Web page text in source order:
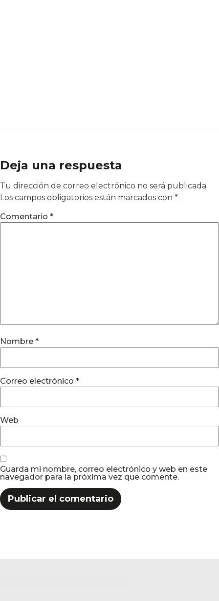
Deja una respuesta
Tu dirección de correo electrónico no será publicada.
Los campos obligatorios están marcados con *
Comentario *
Nombre *
Correo electrónico *
Web
Guarda mi nombre, correo electrónico y web en este
navegador para la próxima vez que comente.